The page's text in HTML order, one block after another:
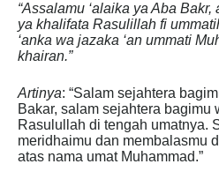
“Assalamu ‘alaika ya Aba Bakr,
ya khalifata Rasulillah fi
‘anka wa jazaka ‘an ummati
khairan.”
Artinya: “Salam sejahtera
Bakar, salam sejahtera bagimu
Rasulullah di tengah umatnya.
meridhaimu dan membalasmu
atas nama umat Muhammad.”